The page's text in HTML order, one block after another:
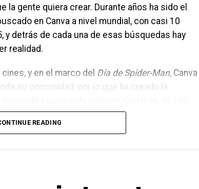
la gente quiera crear. Durante años ha sido el
en Canva a nivel mundial, con casi 10
detrás de cada una de esas búsquedas hay
realidad.
y en el marco del Día de Spider-Man,Canva
su comunidad, por lo que ha creado la
fan de Spider-Man que quedesee crear
READING